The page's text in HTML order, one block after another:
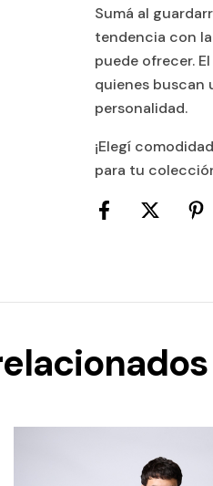
Sumá al
tendencia con
puede ofrecer. El
quienes buscan
personalidad.
¡Elegí
para tu